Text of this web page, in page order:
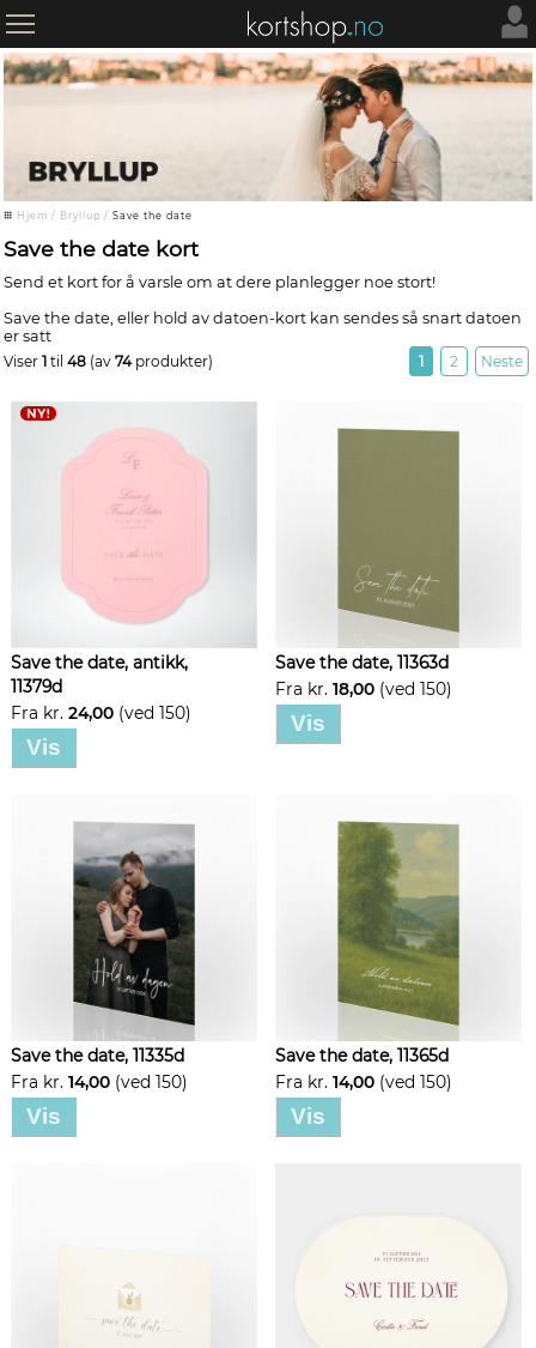
Hjem / Bryllup / Save the date
Save the date kort
Send et kort for å varsle om at dere planlegger noe stort!
Save the date, eller hold av datoen-kort kan sendes så snart datoen
er satt
Viser 1 til 48 (av 74produkter) 1 2 Neste
Save the date, antikk,
11379d
Fra kr. 24,00 (ved 150)
Vis
Save the date, 11363d
Fra kr. 18,00 (ved 150)
Vis
Save the date, 11335d
Fra kr. 14,00 (ved 150)
Vis
Save the date, 11365d
Fra kr. 14,00 (ved 150)
Vis